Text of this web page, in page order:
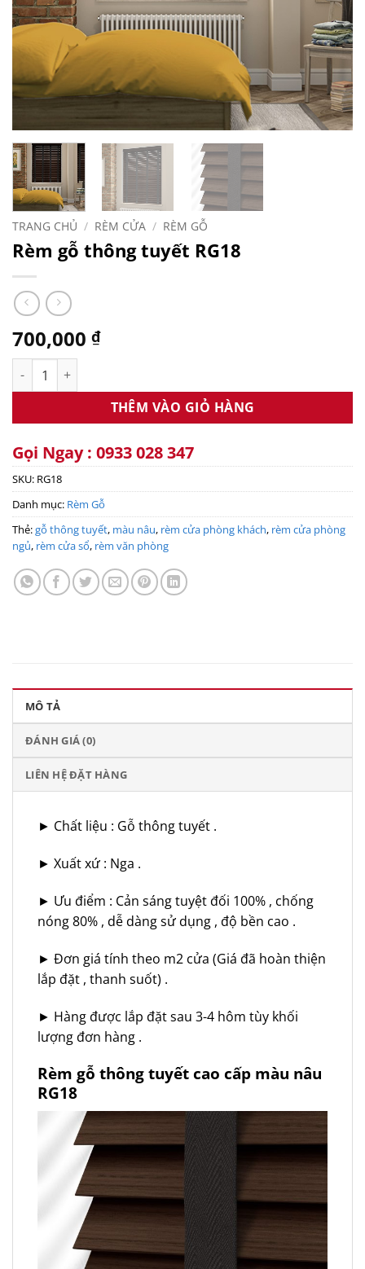
TRANG CHỦ / RÈM CỬA / RÈM GỖ
Rèm gỗ thông tuyết RG18
700,000 ₫
Rèm gỗ thông tuyết RG18 số lượng
THÊM VÀO GIỎ HÀNG
Gọi Ngay : 0933 028 347
SKU: RG18
Danh mục: Rèm Gỗ
Thẻ:gỗ thông tuyết, màu nâu, rèm cửa phòng khách, rèm cửa phòng
ngủ, rèm cửa sổ, rèm văn phòng
MÔ TẢ
ĐÁNH GIÁ (0)
LIÊN HỆ ĐẶT HÀNG
► Chất liệu : Gỗ thông tuyết .
► Xuất xứ : Nga .
► Ưu điểm : Cản sáng tuyệt đối 100% , chống
nóng 80% , dễ dàng sử dụng , độ bền cao .
► Đơn giá tính theo m2 cửa (Giá đã hoàn thiện
lắp đặt , thanh suốt) .
► Hàng được lắp đặt sau 3-4 hôm tùy khối
lượng đơn hàng .
Rèm gỗ thông tuyết cao cấp màu nâu
RG18